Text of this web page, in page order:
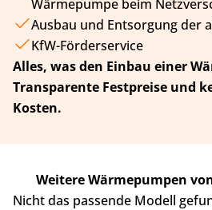
Wärmepumpe beim
Ausbau und Entsorgung der
KfW-Förderservice
Alles, was den Einbau einer
Transparente Festpreise und
Kosten.
Weitere Wärmepumpen
Nicht das passende Modell